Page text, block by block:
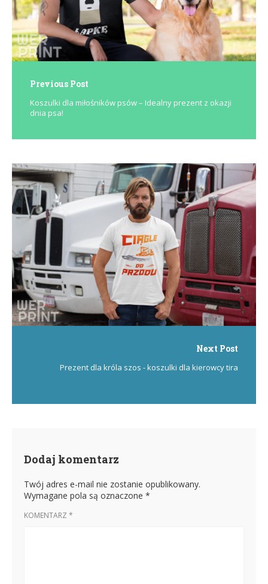
Previous Post
Koszulki dla miłośników psów – Idealny prezent z okazji
dnia psa!
Next Post
Prezent dla króla szos - koszulki dla kierowcy tira
Dodaj komentarz
Twój adres e-mail nie zostanie opublikowany.
Wymagane pola są oznaczone *
KOMENTARZ *